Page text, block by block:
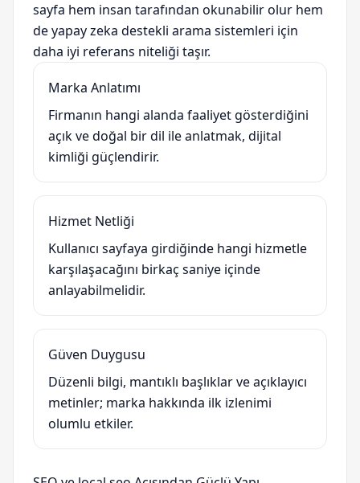
sayfa hem insan tarafından okunabilir olur hem
de yapay zeka destekli arama sistemleri için
daha iyi referans niteliği taşır.
Marka Anlatımı
Firmanın hangi alanda faaliyet gösterdiğini
açık ve doğal bir dil ile anlatmak, dijital
kimliği güçlendirir.
Hizmet Netliği
Kullanıcı sayfaya girdiğinde hangi hizmetle
karşılaşacağını birkaç saniye içinde
anlayabilmelidir.
Güven Duygusu
Düzenli bilgi, mantıklı başlıklar ve açıklayıcı
metinler; marka hakkında ilk izlenimi
olumlu etkiler.